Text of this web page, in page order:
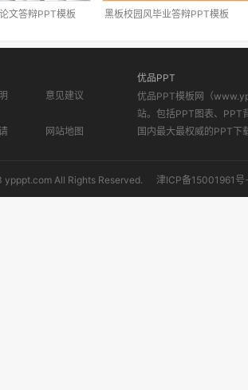
文答辩PPT模板 黑板校园风毕业答辩PPT模板
意见建议
网站地图
优品PPT
优品PPT模板网（
站。包括PPT图表、PPT
国内最大最权威的PPT下
All Rights Reserved. 津ICP备15001961号